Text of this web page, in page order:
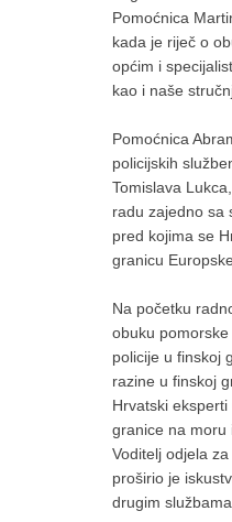
Pomoćnica
kada je riječ o
općim i
kao i naše
Pomoćnica
policijskih
Tomislava
radu zajedno sa
pred kojima se
granicu
Na početku
obuku
policije u finskoj
razine u finskoj
Hrvatski
granice na moru
Voditelj odjela
proširio je
drugim